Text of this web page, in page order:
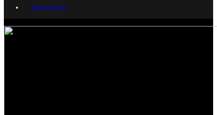
Jugendschutz